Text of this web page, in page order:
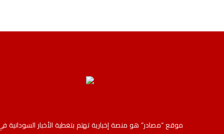
موقع “مصادر” هو منصة إخبارية تهتم بتغطية الأخبار السودانية